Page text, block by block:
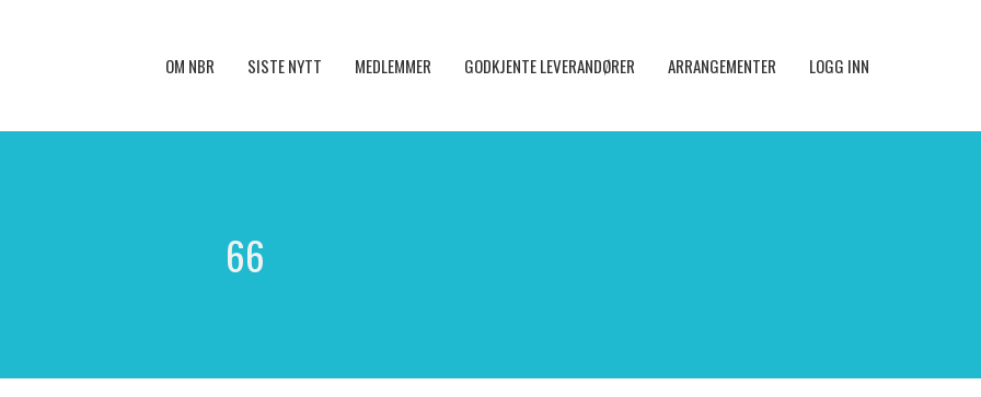
OM NBR SISTE NYTT MEDLEMMER GODKJENTE LEVERANDØRER ARRANGEMENTER LOGG INN
66